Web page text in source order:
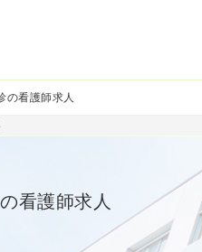
の看護師求人
の看護師求人